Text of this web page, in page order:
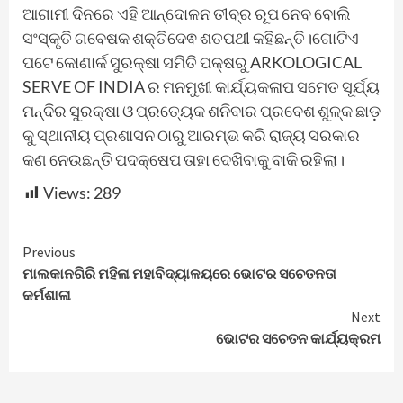
ଆଗାମୀ ଦିନରେ ଏହି ଆନ୍ଦୋଳନ ତୀବ୍ର ରୂପ ନେବ ବୋଲି
ସଂସ୍କୃତି ଗବେଷକ ଶକ୍ତିଦେଵ ଶତପଥୀ କହିଛନ୍ତି।ଗୋଟିଏ
ପଟେ କୋଣାର୍କ ସୁରକ୍ଷା ସମିତି ପକ୍ଷରୁ ARKOLOGICAL
SERVE OF INDIA ର ମନମୁଖୀ କାର୍ଯ୍ୟକଳାପ ସମେତ ସୂର୍ଯ୍ୟ
ମନ୍ଦିର ସୁରକ୍ଷା ଓ ପ୍ରତ୍ୟେକ ଶନିବାର ପ୍ରବେଶ ଶୁଳ୍କ ଛାଡ଼
କୁ ସ୍ଥାନୀୟ ପ୍ରଶାସନ ଠାରୁ ଆରମ୍ଭ କରି ରାଜ୍ୟ ସରକାର
କଣ ନେଉଛନ୍ତି ପଦକ୍ଷେପ ତାହା ଦେଖିବାକୁ ବାକି ରହିଲା।
Views: 289
Continue
Reading
Previous
ମାଲକାନଗିରି ମହିଳା ମହାବିଦ୍ୟାଳୟରେ ଭୋଟର ସଚେତନତା
କର୍ମଶାଳା
Next
ଭୋଟର ସଚେତନ କାର୍ଯ୍ୟକ୍ରମ